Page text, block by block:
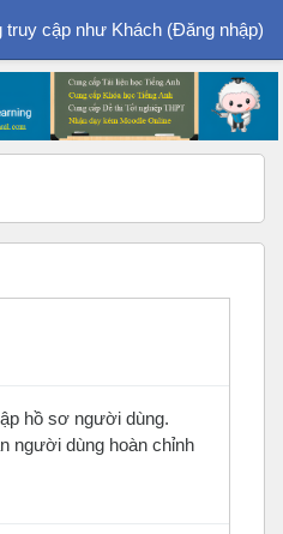
truy cập như Khách (Đăng nhập)
hồ sơ người dùng.
người dùng hoàn chỉnh